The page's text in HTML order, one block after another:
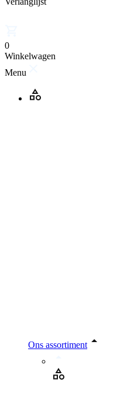
0
Winkelwagen
Menu
Ons assortiment